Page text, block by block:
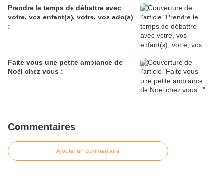
Prendre le temps de débattre avec
votre, vos enfant(s), votre, vos ado(s)
:
Faite vous une petite ambiance de
Noël chez vous :
Commentaires
Ajouter un commentaire